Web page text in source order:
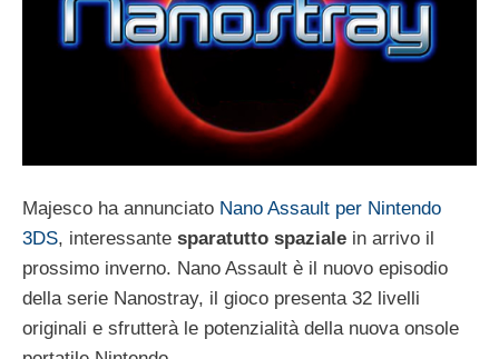
Majesco ha annunciato Nano Assault per Nintendo
3DS, interessante sparatutto spaziale in arrivo il
prossimo inverno. Nano Assault è il nuovo episodio
della serie Nanostray, il gioco presenta 32 livelli
originali e sfrutterà le potenzialità della nuova onsole